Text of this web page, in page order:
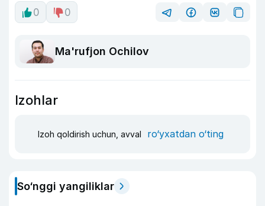
0 0
Ma'rufjon Ochilov
Izohlar
Izoh qoldirish uchun, avval ro‘yxatdan o‘ting
So‘nggi yangiliklar